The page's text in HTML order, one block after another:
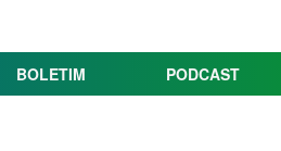
BOLETIM PODCAST